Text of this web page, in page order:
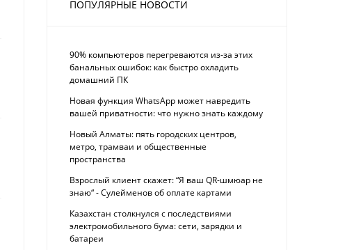
ПОПУЛЯРНЫЕ НОВОСТИ
90% компьютеров перегреваются из-за этих
банальных ошибок: как быстро охладить
домашний ПК
Новая функция WhatsApp может навредить
вашей приватности: что нужно знать каждому
Новый Алматы: пять городских центров,
метро, трамваи и общественные
пространства
Взрослый клиент скажет: “Я ваш QR-шмюар не
знаю“ - Сулейменов об оплате картами
Казахстан столкнулся с последствиями
электромобильного бума: сети, зарядки и
батареи